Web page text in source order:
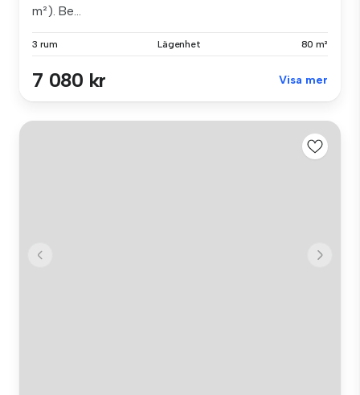
m²). Be...
3 rum Lägenhet 80 m²
7 080 kr Visa mer